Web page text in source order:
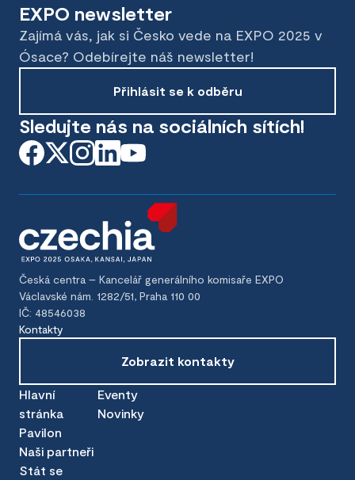
EXPO newsletter
Zajímá vás, jak si Česko vede na EXPO 2025 v
Ósace? Odebírejte náš newsletter!
Přihlásit se k odběru
Sledujte nás na sociálních sítích!
Česká centra – Kancelář generálního komisaře EXPO
Václavské nám. 1282/51, Praha 110 00
IČ: 48546038
Kontakty
Zobrazit kontakty
Hlavní
stránka
Pavilon
Naši partneři
Stát se
Eventy
Novinky